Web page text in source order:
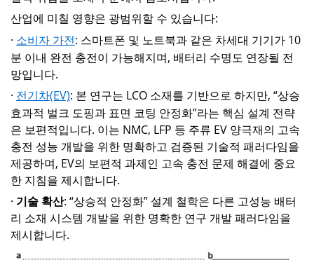
산업에 미칠 영향은 광범위할 수 있습니다:
· 소비자 가전: 스마트폰 및 노트북과 같은 차세대 기기가 10
분 이내 완전 충전이 가능해지며, 배터리 수명도 연장될 전
망입니다.
· 전기차(EV): 본 연구는 LCO 소재를 기반으로 하지만, “상승
효과적 벌크 도핑과 표면 코팅 안정화”라는 핵심 설계 전략
은 보편적입니다. 이는 NMC, LFP 등 주류 EV 양극재의 고속
충전 성능 개발을 위한 명확하고 검증된 기술적 패러다임을
제공하며, EV의 보편적 과제인 고속 충전 문제 해결에 중요
한 지침을 제시합니다.
· 기술 확산: “상승적 안정화” 설계 철학은 다른 고성능 배터
리 소재 시스템 개발을 위한 명확한 연구 개발 패러다임을
제시합니다.